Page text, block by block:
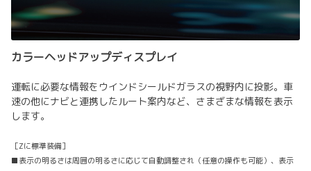
カラーヘッドアップディスプレイ
運転に必要な情報をウインドシールドガラスの視野内に投影。車
速の他にナビと連携したルート案内など、さまざまな情報を表示
します。
［Zに標準装備］
■表示の明るさは周囲の明るさに応じて自動調整され（任意の操作も可能）、表示